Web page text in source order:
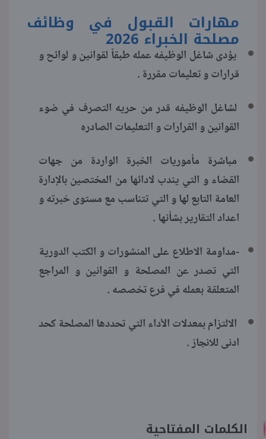
مهارات القبول في وظائف
مصلحة الخبراء 2026
يؤدى شاغل الوظيفه عمله طبقاً لقوانين و لوائح و
قرارات و تعليمات مقررة .
لشاغل الوظيفه قدر من حريه التصرف في ضوء
القوانين و القرارات و التعليمات الصادره
مباشرة مأموريات الخبرة الواردة من جهات
القضاء و التي يندب لادائها من المختصين بالإدارة
العامة التابع لها و التي تتناسب مع مستوى خبرته و
اعداد التقارير بشأنها .
-مداومة الاطلاع على المنشورات و الكتب الدورية
التي تصدر عن المصلحة و القوانين و المراجع
المتعلقة بعمله في فرع تخصصه .
الالتزام بمعدلات الأداء التي تحددها المصلحة كحد
ادنى للانجاز .
الكلمات المفتاحية